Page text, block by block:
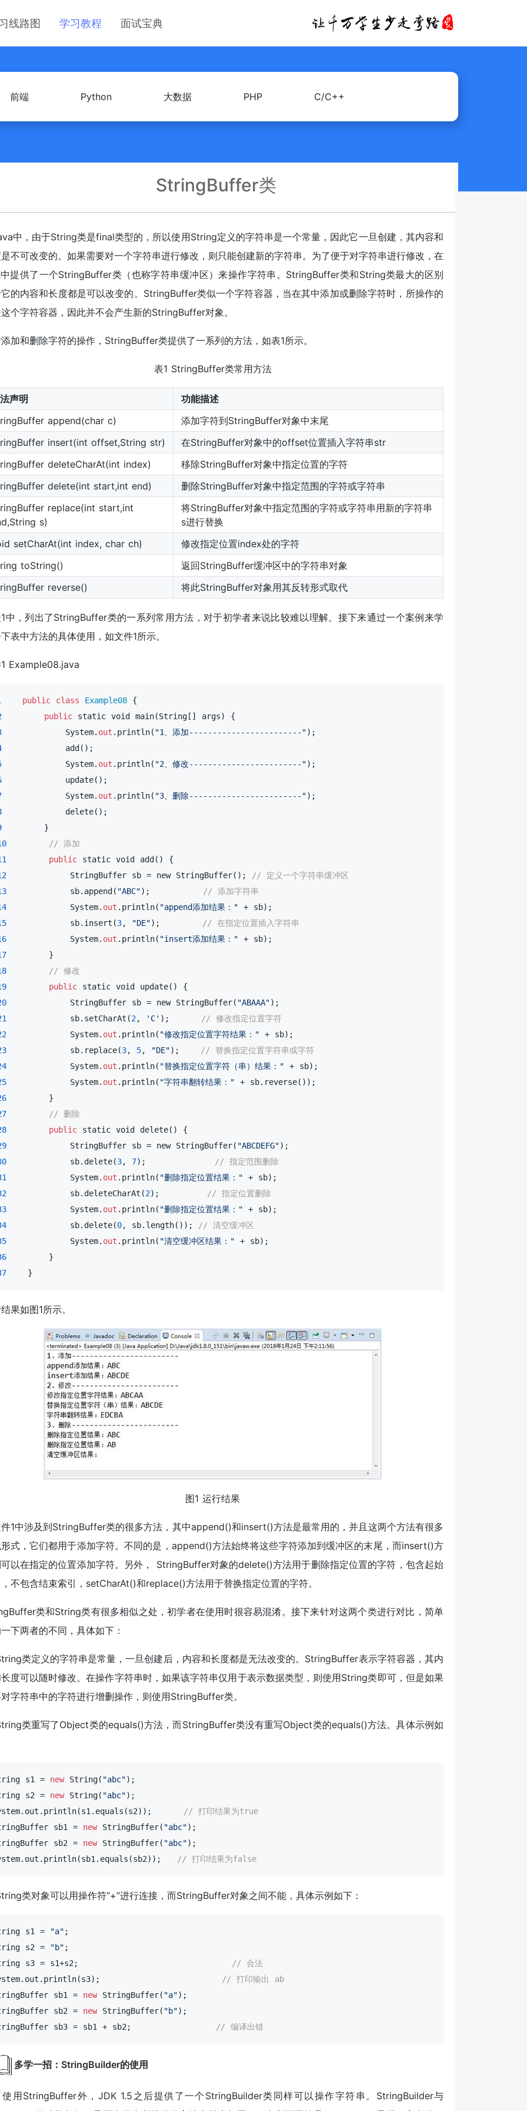
线路图 学习教程 面试宝典
前端 Python 大数据 PHP C/C++
StringBuffer类
中，由于String类是final类型的，所以使用String定义的字符串是一个常量，因此它一旦创建，其内容和
不可改变的。如果需要对一个字符串进行修改，则只能创建新的字符串。为了便于对字符串进行修改，在
提供了一个StringBuffer类（也称字符串缓冲区）来操作字符串。StringBuffer类和String类最大的区别
的内容和长度都是可以改变的。StringBuffer类似一个字符容器，当在其中添加或删除字符时，所操作的
个字符容器，因此并不会产生新的StringBuffer对象。
加和删除字符的操作，StringBuffer类提供了一系列的方法，如表1所示。
表1 StringBuffer类常用方法
声明
功能描述
append(char c)
添加字符到StringBuffer对象中末尾
insert(int offset,String str)
在StringBuffer对象中的offset位置插入字符串str
deleteCharAt(int index)
移除StringBuffer对象中指定位置的字符
delete(int start,int end)
删除StringBuffer对象中指定范围的字符或字符串
replace(int start,int
s)
将StringBuffer对象中指定范围的字符或字符串用新的字符串
s进行替换
setCharAt(int index, char ch)
修改指定位置index处的字符
toString()
返回StringBuffer缓冲区中的字符串对象
reverse()
将此StringBuffer对象用其反转形式取代
中，列出了StringBuffer类的一系列常用方法，对于初学者来说比较难以理解。接下来通过一个案例来学
表中方法的具体使用，如文件1所示。
Example08.java
public class Example08 {
public static void main(String[] args) {
            System.
out .println( "1、添加------------------------");
            add();
            System.
out .println( "2、修改------------------------");
            update();
            System.
out .println( "3、删除------------------------");
            delete();
        }
// 添加
public static void add() {
            StringBuffer sb = new StringBuffer();
// 定义一个字符串缓冲区
            sb.append(
"ABC");
// 添加字符串
            System.
out .println( "append添加结果：" + sb);
            sb.insert(
3, "DE");
// 在指定位置插入字符串
            System.
out .println( "insert添加结果：" + sb);
        }
// 修改
public static void update() {
            StringBuffer sb = new StringBuffer(
"ABAAA");
            sb.setCharAt(
2, 'C' );
// 修改指定位置字符
            System.
out .println( "修改指定位置字符结果：" + sb);
            sb.replace(
3, 5, "DE");
// 替换指定位置字符串或字符
            System.
out .println( "替换指定位置字符（串）结果：" + sb);
            System.
out .println( "字符串翻转结果：" + sb.reverse());
        }
// 删除
public static void delete() {
            StringBuffer sb = new StringBuffer(
"ABCDEFG");
            sb.delete(
3, 7);
// 指定范围删除
            System.
out .println( "删除指定位置结果：" + sb);
            sb.deleteCharAt(
2);
// 指定位置删除
            System.
out .println( "删除指定位置结果：" + sb);
            sb.delete(
0, sb.length());
// 清空缓冲区
            System.
out .println( "清空缓冲区结果：" + sb);
        }
    }
果如图1所示。
图1 运行结果
1中涉及到StringBuffer类的很多方法，其中append()和insert()方法是最常用的，并且这两个方法有很多
式，它们都用于添加字符。不同的是，append()方法始终将这些字符添加到缓冲区的末尾，而insert()方
以在指定的位置添加字符。另外， StringBuffer对象的delete()方法用于删除指定位置的字符，包含起始
不包含结束索引，setCharAt()和replace()方法用于替换指定位置的字符。
类和String类有很多相似之处，初学者在使用时很容易混淆。接下来针对这两个类进行对比，简单
下两者的不同，具体如下：
类定义的字符串是常量，一旦创建后，内容和长度都是无法改变的。StringBuffer表示字符容器，其内
度可以随时修改。在操作字符串时，如果该字符串仅用于表示数据类型，则使用String类即可，但是如果
字符串中的字符进行增删操作，则使用StringBuffer类。
类重写了Object类的equals()方法，而StringBuffer类没有重写Object类的equals()方法。具体示例如
s1 = new String( "abc"
s2 = new String( "abc");
// 打印结果为true
sb1 = new StringBuffer( "abc"
sb2 = new StringBuffer( "abc");
// 打印结果为false
类对象可以用操作符“+”进行连接，而StringBuffer对象之间不能，具体示例如下：
s1 = "a"
s2 = "b"
s3 = s1+s2;
// 合法
// 打印输出 ab
sb1 = new StringBuffer( "a"
sb2 = new StringBuffer( "b"
sb3 = sb1 + sb2; // 编译出错
多学一招：StringBuilder的使用
使用StringBuffer外，JDK 1.5之后提供了一个StringBuilder类同样可以操作字符串。StringBuilder与